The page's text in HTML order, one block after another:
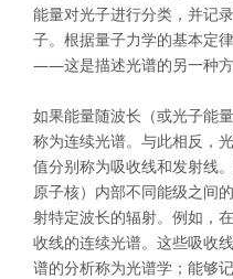
能量对光子进行分类，并记
子。根据量子力学的基本定
——这是描述光谱的另一种方
如果能量随波长（或光子能
称为连续光谱。与此相反，
值分别称为吸收线和发射线
原子核）内部不同能级之间
射特定波长的辐射。例如，
收线的连续光谱。这些吸收
谱的分析称为光谱学；能够